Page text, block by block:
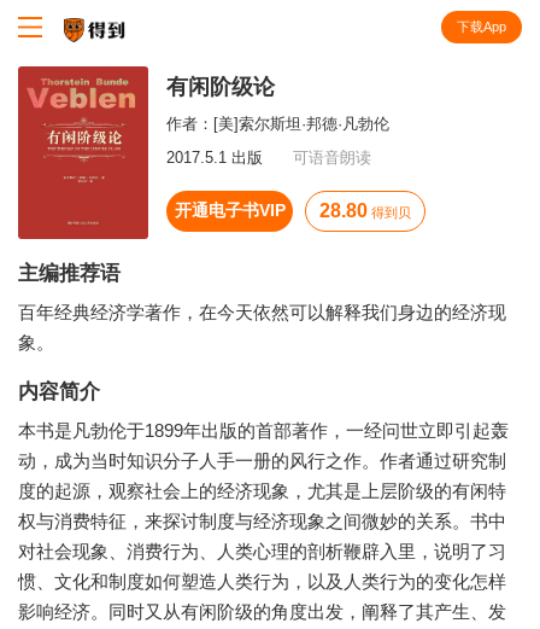
下载App
有闲阶级论
作者： [美]索尔斯坦·邦德·凡勃伦
2017.5.1 出版
可语音朗读
开通电子书VIP 28.80 得到贝
主编推荐语
百年经典经济学著作，在今天依然可以解释我们身边的经济现
象。
内容简介
本书是凡勃伦于1899年出版的首部著作，一经问世立即引起轰
动，成为当时知识分子人手一册的风行之作。作者通过研究制
度的起源，观察社会上的经济现象，尤其是上层阶级的有闲特
权与消费特征，来探讨制度与经济现象之间微妙的关系。书中
对社会现象、消费行为、人类心理的剖析鞭辟入里，说明了习
惯、文化和制度如何塑造人类行为，以及人类行为的变化怎样
影响经济。同时又从有闲阶级的角度出发，阐释了其产生、发